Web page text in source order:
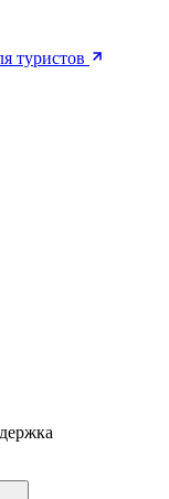
туристов